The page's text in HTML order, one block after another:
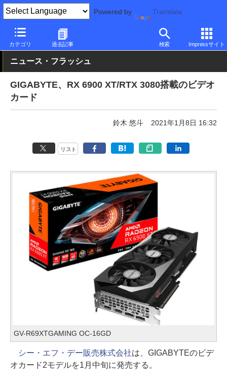
Powered by Translate
カテゴリ 過去記事 検索 Impressサイト
PC Watch 半導体/周辺機器
ニュース・フラッシュ
GIGABYTE、RX 6900 XT/RTX 3080搭載のビデオ
カード
鈴木 悠斗 2021年1月8日 16:32
リスト
GV-R69XTGAMING OC-16GD
シー・エフ・デー販売株式会社は、GIGABYTEのビデ
オカード2モデルを1月中旬に発売する。